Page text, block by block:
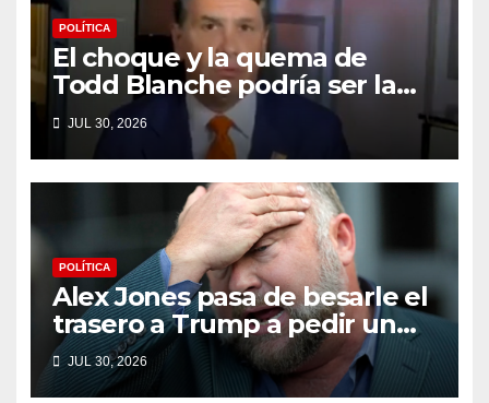
POLÍTICA
El choque y la quema de
Todd Blanche podría ser la
máxima humillación de
Trump
JUL 30, 2026
POLÍTICA
Alex Jones pasa de besarle el
trasero a Trump a pedir un
impeachment
JUL 30, 2026